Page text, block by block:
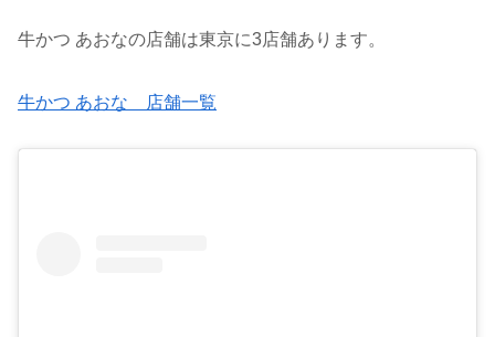
牛かつ あおなの店舗は東京に3店舗あります。
牛かつ あおな 店舗一覧